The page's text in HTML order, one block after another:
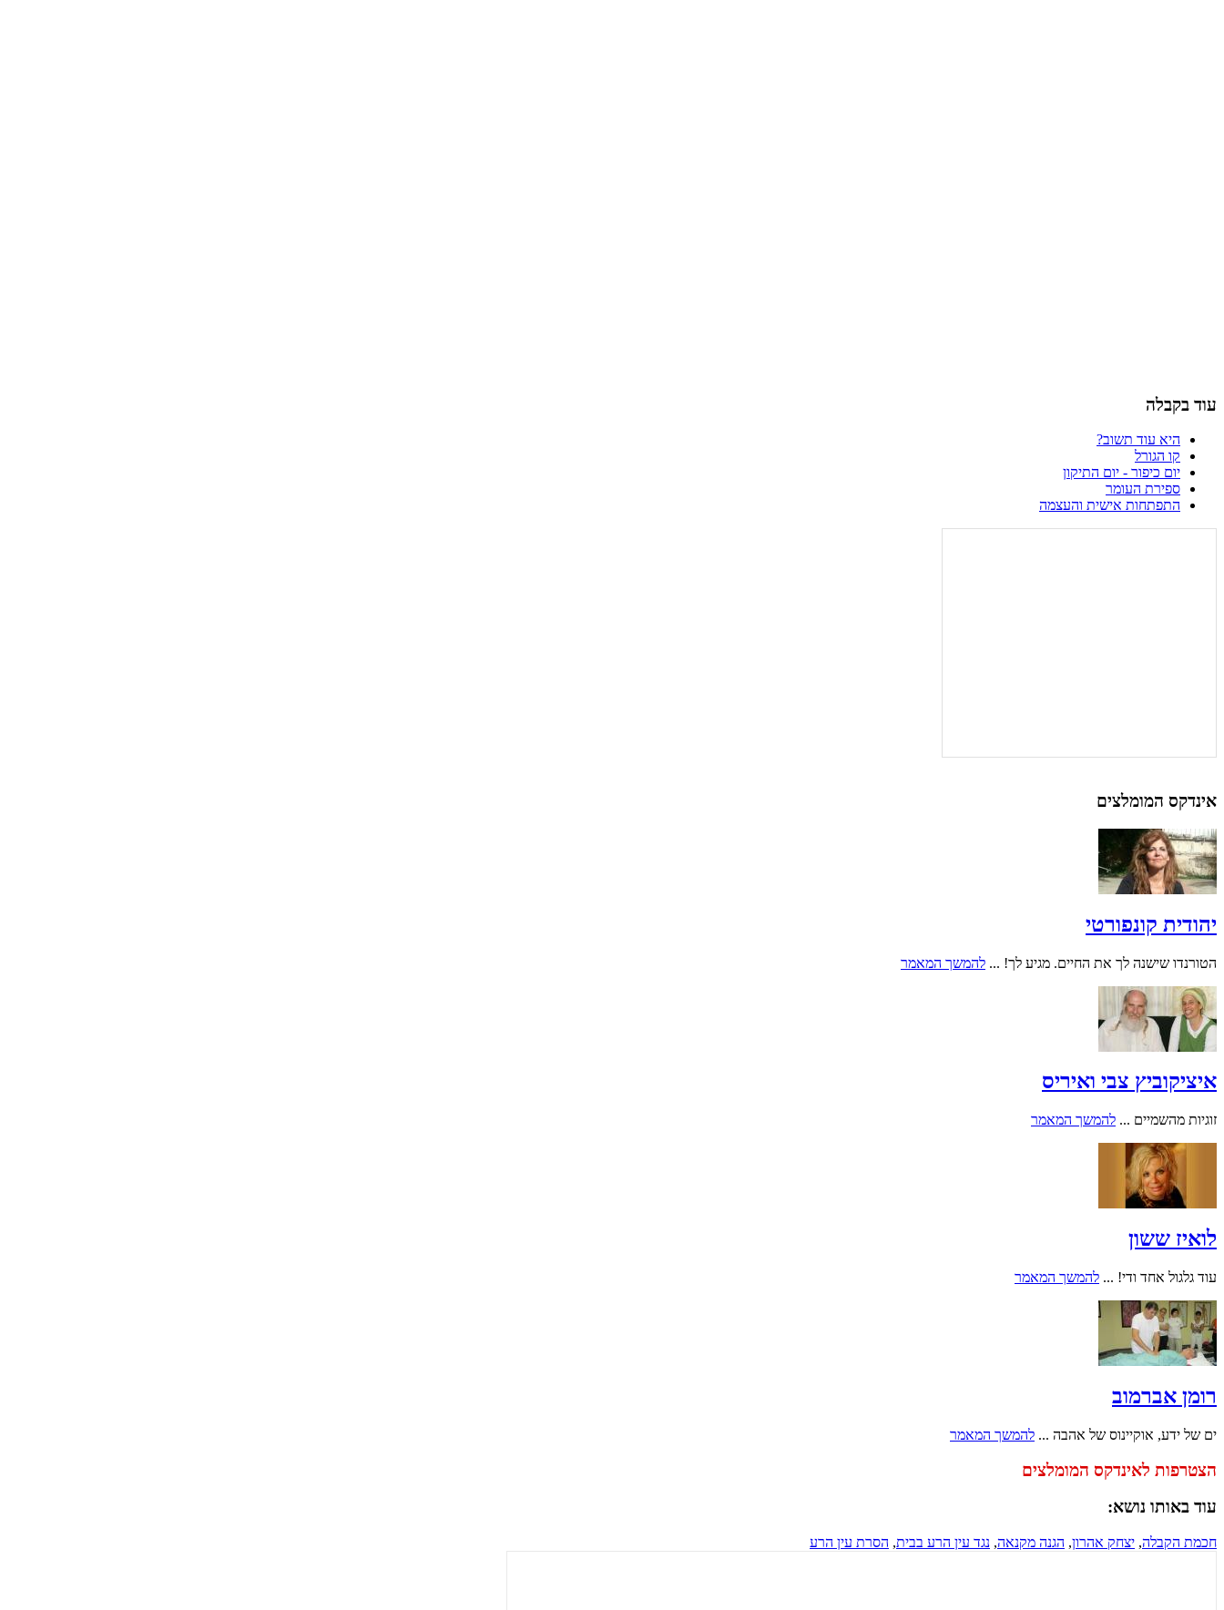
עוד בקבלה
היא עוד תשוב?
קו הגורל
יום כיפור - יום התיקון
ספירת העומר
התפתחות אישית והעצמה
אינדקס המומלצים
יהודית קונפורטי
הטורנדו שישנה לך את החיים. מגיע לך! ... להמשך המאמר
איציקוביץ צבי ואיריס
זוגיות מהשמיים ... להמשך המאמר
לואיז ששון
עוד גלגול אחד ודי! ... להמשך המאמר
רומן אברמוב
ים של ידע, אוקיינוס של אהבה ... להמשך המאמר
הצטרפות לאינדקס המומלצים
עוד באותו נושא:
חכמת הקבלה, יצחק אהרון, הגנה מקנאה, נגד עין הרע בבית, הסרת עין הרע